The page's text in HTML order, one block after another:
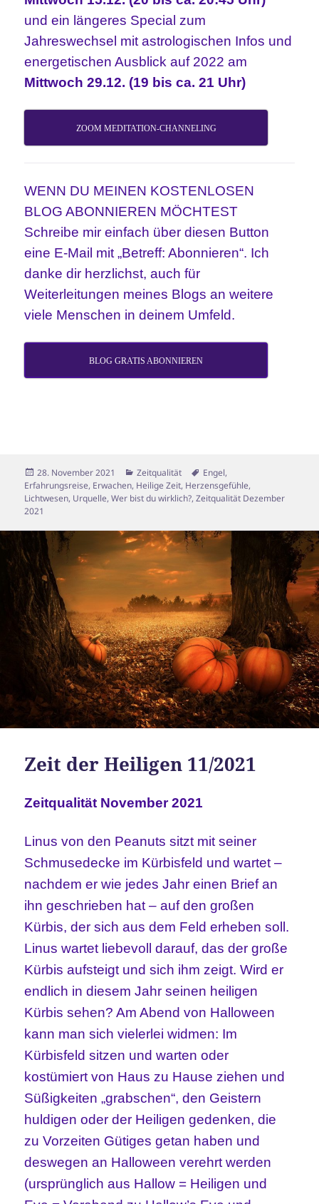
und ein längeres Special zum
Jahreswechsel mit astrologischen Infos und
energetischen Ausblick auf 2022 am
Mittwoch 29.12. (19 bis ca. 21 Uhr)
ZOOM MEDITATION-CHANNELING
WENN DU MEINEN KOSTENLOSEN
BLOG ABONNIEREN MÖCHTEST
Schreibe mir einfach über diesen Button
eine E-Mail mit „Betreff: Abonnieren“. Ich
danke dir herzlichst, auch für
Weiterleitungen meines Blogs an weitere
viele Menschen in deinem Umfeld.
BLOG GRATIS ABONNIEREN
Veröffentlicht
am
28. November 2021 Kategorien
Zeitqualität Schlagwörter
Engel,
Erfahrungsreise, Erwachen, Heilige Zeit, Herzensgefühle,
Lichtwesen, Urquelle,Wer bist du wirklich?,Zeitqualität Dezember
2021
Zeit der Heiligen 11/2021
Zeitqualität November 2021
Linus von den Peanuts sitzt mit seiner
Schmusedecke im Kürbisfeld und wartet –
nachdem er wie jedes Jahr einen Brief an
ihn geschrieben hat – auf den großen
Kürbis, der sich aus dem Feld erheben soll.
Linus wartet liebevoll darauf, das der große
Kürbis aufsteigt und sich ihm zeigt. Wird er
endlich in diesem Jahr seinen heiligen
Kürbis sehen? Am Abend von Halloween
kann man sich vielerlei widmen: Im
Kürbisfeld sitzen und warten oder
kostümiert von Haus zu Hause ziehen und
Süßigkeiten „grabschen“, den Geistern
huldigen oder der Heiligen gedenken, die
zu Vorzeiten Gütiges getan haben und
deswegen an Halloween verehrt werden
(ursprünglich aus Hallow = Heiligen und